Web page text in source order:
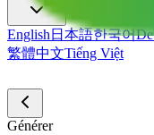
English 日本語한국어
繁體中文Tiếng Việt
Générer